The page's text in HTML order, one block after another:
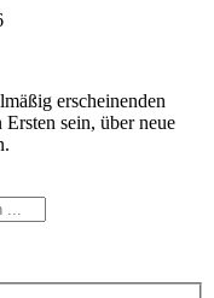
erscheinenden
sein, über neue